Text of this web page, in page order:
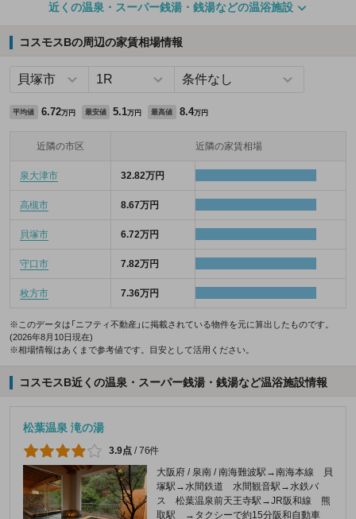
近くの温泉・スーパー銭湯・銭湯などの温浴施設
コスモスBの周辺の家賃相場情報
平均値 6.72万円 最安値 5.1万円 最高値 8.4万円
近隣の市区 近隣の家賃相場
泉大津市 32.82万円
高槻市 8.67万円
貝塚市 6.72万円
守口市 7.82万円
枚方市 7.36万円
※このデータは「ニフティ不動産」に掲載されている物件を元に算出したものです。
(2026年8月10日現在)
※相場情報はあくまで参考値です。目安として活用ください。
コスモスB近くの温泉・スーパー銭湯・銭湯など温浴施設情報
松葉温泉 滝の湯
3.9点 /76件
大阪府 / 泉南 / 南海難波駅→南海本線 貝
塚駅→水間鉄道 水間観音駅→水鉄バ
ス 松葉温泉前天王寺駅→JR阪和線 熊
取駅 →タクシーで約15分阪和自動車